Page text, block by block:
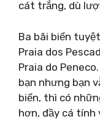
cát trắng, dù
Ba bãi biển
Praia dos
Praia do
bạn nhưng bạn
biển, thì có
hơn, đầy cá tính